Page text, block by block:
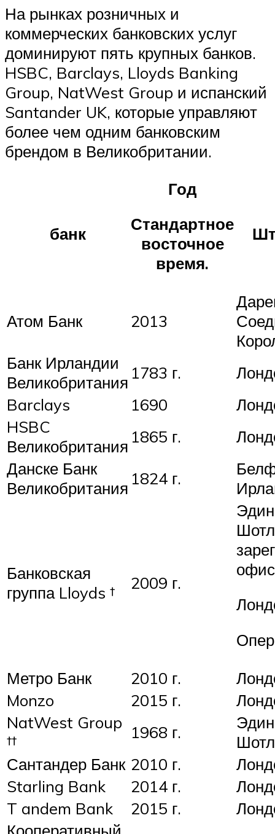
На рынках розничных и
коммерческих банковских услуг
доминируют пять крупных банков.
HSBC, Barclays, Lloyds Banking
Group, NatWest Group и испанский
Santander UK, которые управляют
более чем одним банковским
брендом в Великобритании.
банк
Год
Стандартное
восточное
время.
Атом Банк 2013
Банк Ирландии
Великобритания 1783 г.
Barclays
1690
HSBC
Великобритания 1865 г.
Данске Банк
Великобритания 1824 г.
Банковская
группа Lloyds †
2009 г.
офис
Метро Банк
2010 г.
Monzo
2015 г.
NatWest Group
††
1968 г.
Сантандер Банк 2010 г.
Starling Bank
2014 г.
T andem Bank
2015 г.